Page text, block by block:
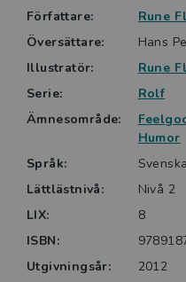
Författare:
Rune
Översättare:
Hans
Illustratör:
Rune
Serie:
Rolf
Ämnesområde:
Humor
Språk:
Svenska
Lättlästnivå:
Nivå 2
LIX:
8
ISBN:
Utgivningsår:
2012